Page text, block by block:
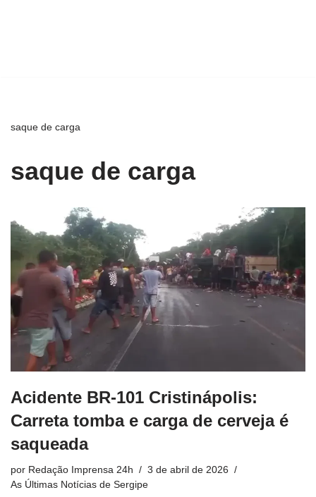
saque de carga
saque de carga
Acidente BR-101 Cristinápolis:
Carreta tomba e carga de cerveja é
saqueada
por Redação Imprensa 24h
3 de abril de 2026
As Últimas Notícias de Sergipe